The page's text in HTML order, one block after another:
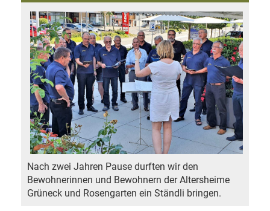
Nach zwei Jahren Pause durften wir den
Bewohnerinnen und Bewohnern der Altersheime
Grüneck und Rosengarten ein Ständli bringen.